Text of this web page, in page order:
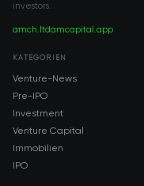
investors.
amch.ltdamcapital.app
KATEGORIEN
Venture-News
Pre-IPO
Investment
Venture Capital
Immobilien
IPO